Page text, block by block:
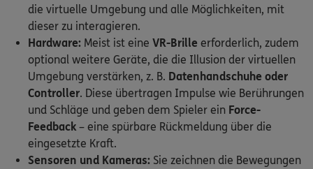
die virtuelle Umgebung und alle Möglichkeiten, mit
dieser zu interagieren.
Hardware: Meist ist eine VR-Brille erforderlich, zudem
optional weitere Geräte, die die Illusion der virtuellen
Umgebung verstärken, z. B. Datenhandschuhe oder
Controller. Diese übertragen Impulse wie Berührungen
und Schläge und geben dem Spieler ein Force-
Feedback – eine spürbare Rückmeldung über die
eingesetzte Kraft.
Sensoren und Kameras: Sie zeichnen die Bewegungen